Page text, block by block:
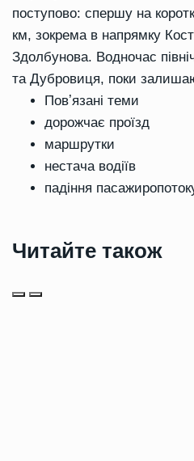
поступово: спершу на
км, зокрема в напрямку
Здолбунова. Водночас
та Дубровиця, поки
Повʼязані теми
дорожчає проїзд
маршрутки
нестача водіїв
падіння
Читайте також